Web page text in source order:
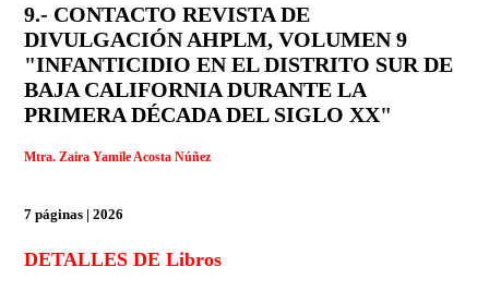
9.- CONTACTO REVISTA DE
DIVULGACIÓN AHPLM, VOLUMEN 9
"INFANTICIDIO EN EL DISTRITO SUR DE
BAJA CALIFORNIA DURANTE LA
PRIMERA DÉCADA DEL SIGLO XX"
Mtra. Zaira Yamile Acosta Núñez
7 páginas | 2026
DETALLES DE Libros